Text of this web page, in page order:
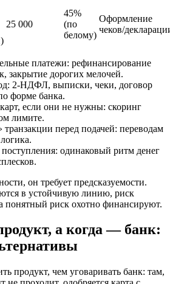
25 000
45%
(по
белому)
Оформление
чеков/
платежи: рефинансирование
закрытие дорогих мелочей.
2‑НДФЛ, выписки, чеки, договор
форме банка.
если они не нужны: скоринг
лимите.
перед подачей: переводам
одинаковый ритм денег
он требует предсказуемости.
в устойчивую линию, риск
понятный риск охотно финансируют.
а когда — банк:
продукт, чем уговаривать банк: там,